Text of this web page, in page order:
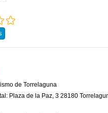
de Torrelaguna
Plaza de la Paz, 3 28180